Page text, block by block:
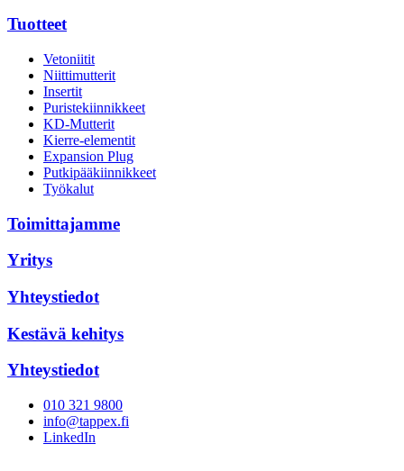
Tuotteet
Vetoniitit
Niittimutterit
Insertit
Puristekiinnikkeet
KD-Mutterit
Kierre-elementit
Expansion Plug
Putkipääkiinnikkeet
Työkalut
Toimittajamme
Yritys
Yhteystiedot
Kestävä kehitys
Yhteystiedot
010 321 9800
info@tappex.fi
LinkedIn